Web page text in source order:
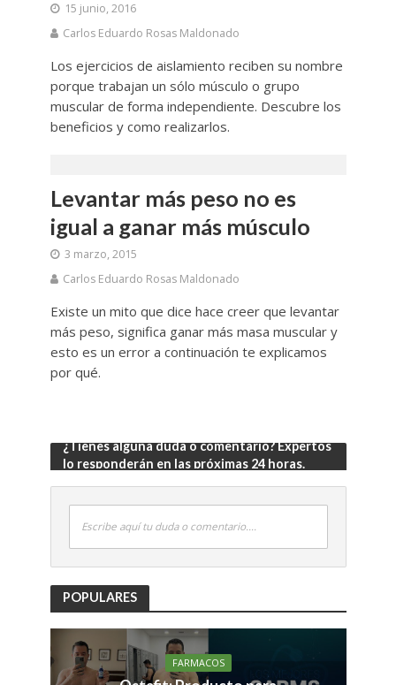
15 junio, 2016
Carlos Eduardo Rosas Maldonado
Los ejercicios de aislamiento reciben su nombre
porque trabajan un sólo músculo o grupo
muscular de forma independiente. Descubre los
beneficios y como realizarlos.
Levantar más peso no es
igual a ganar más músculo
3 marzo, 2015
Carlos Eduardo Rosas Maldonado
Existe un mito que dice hace creer que levantar
más peso, significa ganar más masa muscular y
esto es un error a continuación te explicamos
por qué.
¿Tienes alguna duda o comentario? Expertos
lo responderán en las próximas 24 horas.
Escribe aquí tu duda o comentario....
POPULARES
FARMACOS